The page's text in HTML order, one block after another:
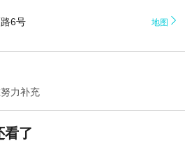
6号 地图 
力补充
看了